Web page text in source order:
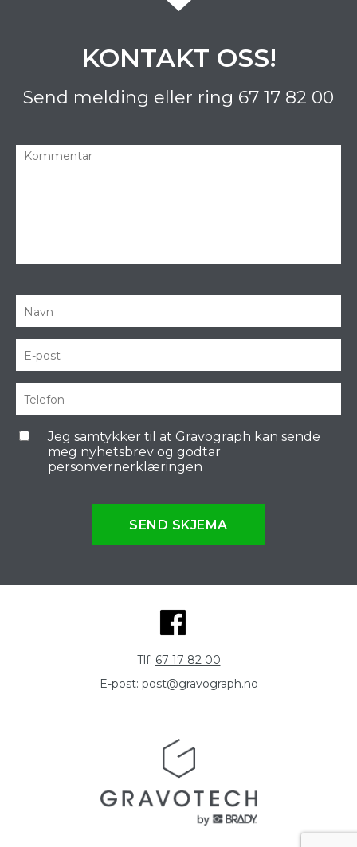
KONTAKT OSS!
Send melding eller ring 67 17 82 00
Jeg samtykker til at Gravograph kan sende
meg nyhetsbrev og godtar
personvernerklæringen
SEND SKJEMA
Tlf: 67 17 82 00
E-post: post@gravograph.no